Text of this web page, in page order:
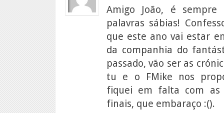
Amigo João, é
palavras sábias!
que este ano vai estar
da companhia do
passado, vão ser as
tu e o FMike nos
fiquei em falta com as
finais, que embaraço :().